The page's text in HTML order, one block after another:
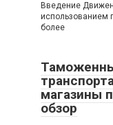
Введение
использованием
более
магазины
обзор